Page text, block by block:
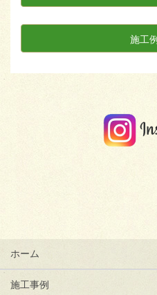
施工
ホーム
施工事例